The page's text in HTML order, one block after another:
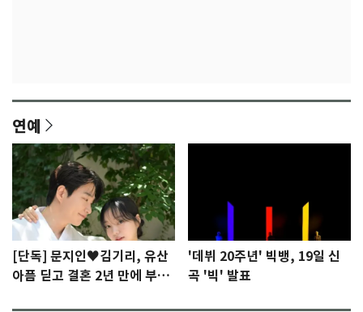
연예
[단독] 문지인♥김기리, 유산
아픔 딛고 결혼 2년 만에 부모
'데뷔 20주년' 빅뱅, 19일 신
곡 '빅' 발표